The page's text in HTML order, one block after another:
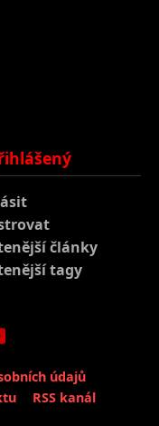
články
tagy
údajů
RSS kanál